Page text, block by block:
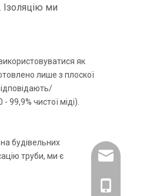
Ізоляцію ми
як
лише з плоскої
чистої міді).
будівельних
труби, ми є
am�ована